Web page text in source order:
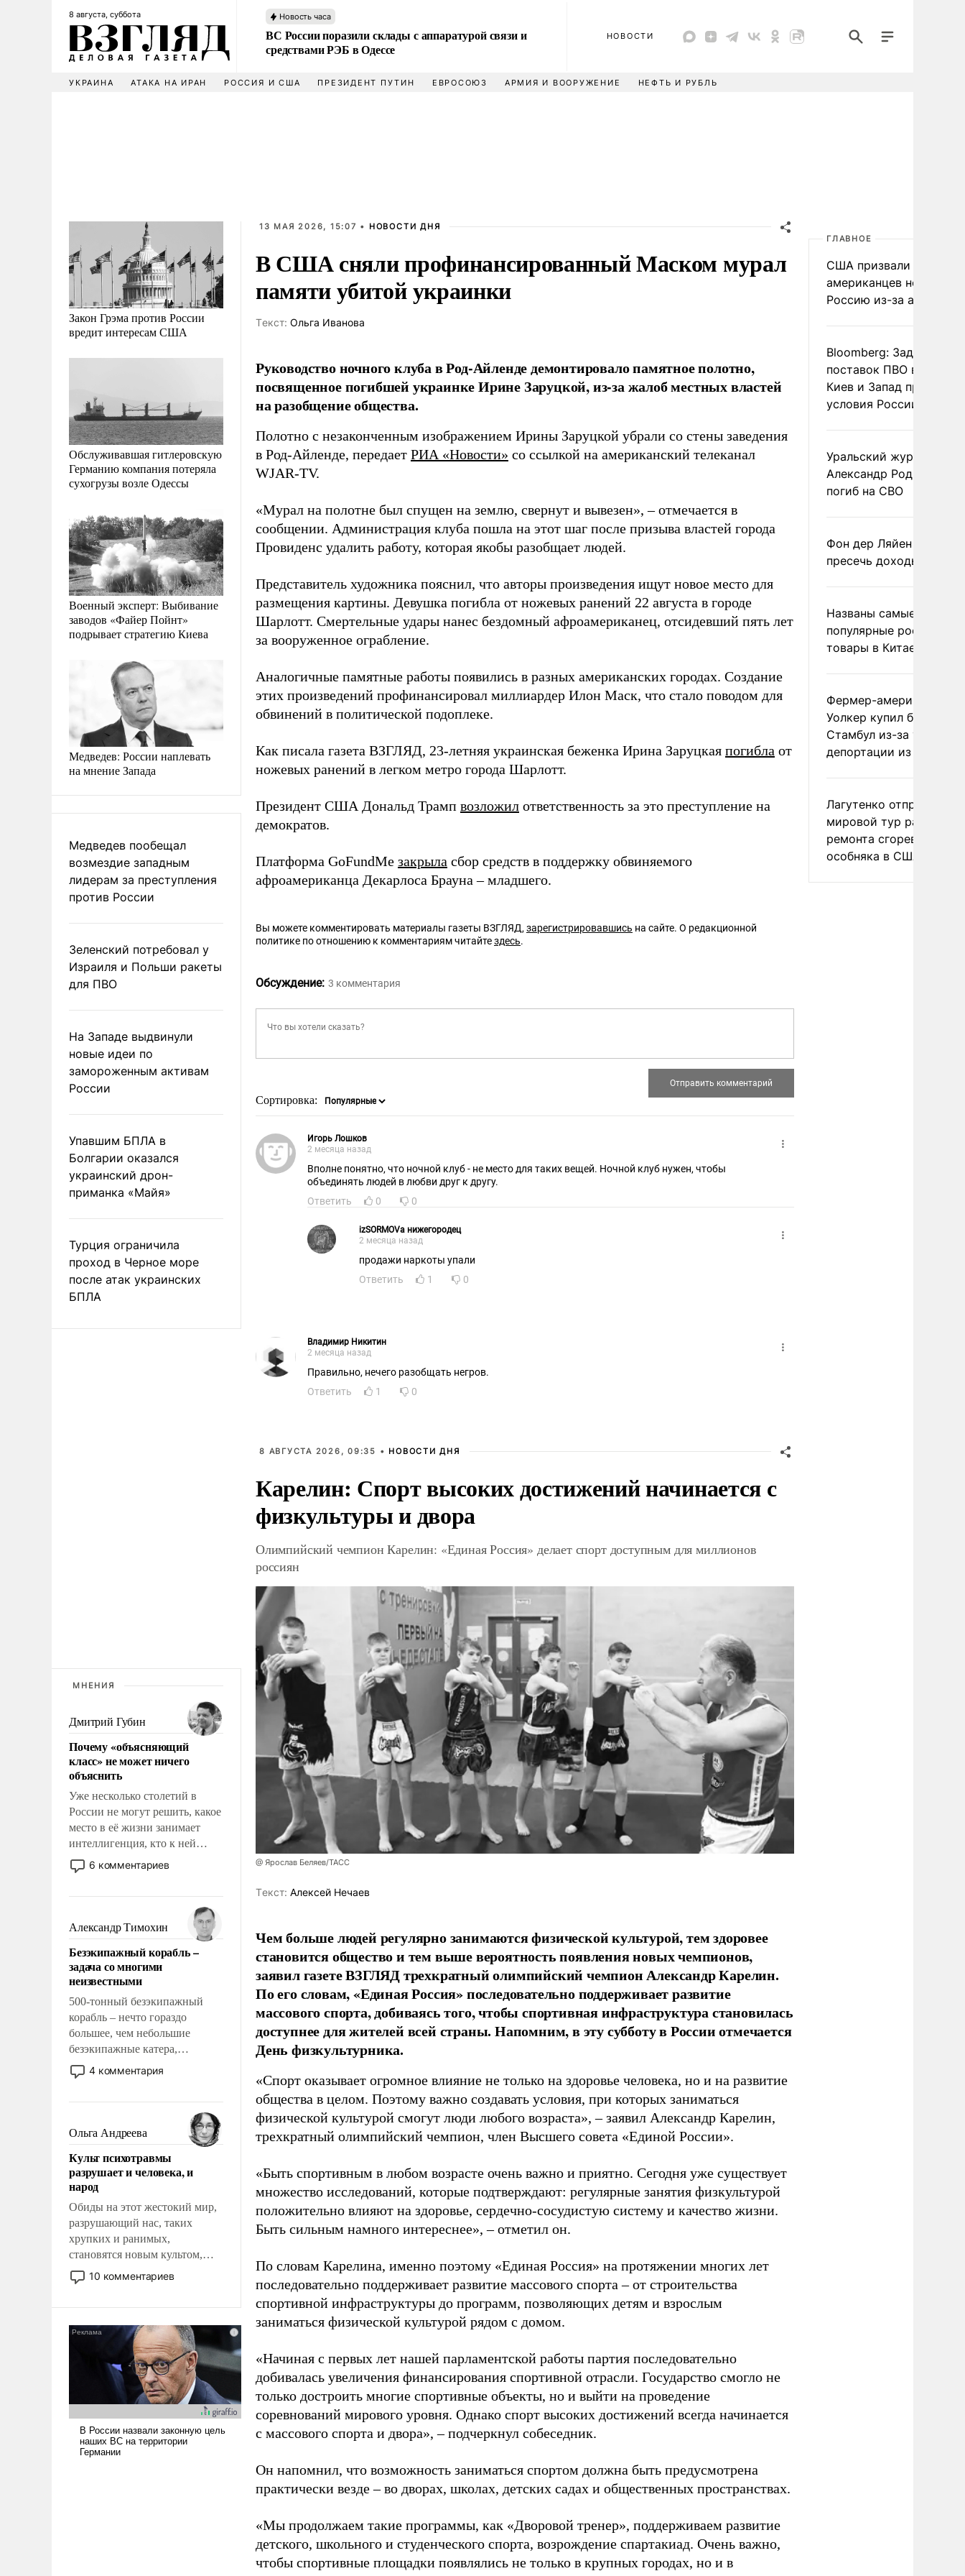
8 августа, суббота Новость часа
ВС России поразили склады с аппаратурой связи и
средствами РЭБ в Одессе
НОВОСТИ
УКРАИНА АТАКА НА ИРАН РОССИЯ И США ПРЕЗИДЕНТ ПУТИН ЕВРОСОЮЗ АРМИЯ И ВООРУЖЕНИЕ НЕФТЬ И РУБЛЬ
Закон Грэма против России
вредит интересам США
Обслуживавшая гитлеровскую
Германию компания потеряла
сухогрузы возле Одессы
Военный эксперт: Выбивание
заводов «Файер Пойнт»
подрывает стратегию Киева
Медведев: России наплевать
на мнение Запада
Медведев пообещал
возмездие западным
лидерам за преступления
против России
Зеленский потребовал у
Израиля и Польши ракеты
для ПВО
На Западе выдвинули
новые идеи по
замороженным активам
России
Упавшим БПЛА в
Болгарии оказался
украинский дрон-
приманка «Майя»
Турция ограничила
проход в Черное море
после атак украинских
БПЛА
МНЕНИЯ
Дмитрий Губин
Почему «объясняющий
класс» не может ничего
объяснить
Уже несколько столетий в
России не могут решить, какое
место в её жизни занимает
интеллигенция, кто к ней
принадлежит, а кого из неё
исключили с правом
чем она отличается от просто
образованных людей. Иногда
казалось, что эти вопросы
решены раз и навсегда, но –
нет, не решены.
6 комментариев
Александр Тимохин
Безэкипажный корабль –
задача со многими
неизвестными
500-тонный безэкипажный
корабль – нечто гораздо
большее, чем небольшие
безэкипажные катера,
применение которых уже
стало обыденностью. Задача по
сложна и амбициозна. Однако
и ее реализация радикально
поднимет наши боевые
возможности.
4 комментария
Ольга Андреева
Культ психотравмы
разрушает и человека, и
народ
Обиды на этот жестокий мир,
разрушающий нас, таких
хрупких и ранимых,
становятся новым культом,
постепенно вытесняя и
отменяя традиционное
ударами судьбы, брать на себя
ответственность, помогать
слабым, идти вперед и
адаптироваться.
10 комментариев
13 МАЯ 2026, 15:07 • НОВОСТИ ДНЯ
В США сняли профинансированный Маском мурал
памяти убитой украинки
Tекст: Ольга Иванова
Руководство ночного клуба в Род-Айленде демонтировало памятное полотно,
посвященное погибшей украинке Ирине Заруцкой, из-за жалоб местных властей
на разобщение общества.
Полотно с незаконченным изображением Ирины Заруцкой убрали со стены заведения
в Род-Айленде, передает РИА «Новости» со ссылкой на американский телеканал
WJAR-TV.
«Мурал на полотне был спущен на землю, свернут и вывезен», – отмечается в
сообщении. Администрация клуба пошла на этот шаг после призыва властей города
Провиденс удалить работу, которая якобы разобщает людей.
Представитель художника пояснил, что авторы произведения ищут новое место для
размещения картины. Девушка погибла от ножевых ранений 22 августа в городе
Шарлотт. Смертельные удары нанес бездомный афроамериканец, отсидевший пять лет
за вооруженное ограбление.
Аналогичные памятные работы появились в разных американских городах. Создание
этих произведений профинансировал миллиардер Илон Маск, что стало поводом для
обвинений в политической подоплеке.
Как писала газета ВЗГЛЯД, 23-летняя украинская беженка Ирина Заруцкая погибла от
ножевых ранений в легком метро города Шарлотт.
Президент США Дональд Трамп возложил ответственность за это преступление на
демократов.
Платформа GoFundMe закрыла сбор средств в поддержку обвиняемого
афроамериканца Декарлоса Брауна – младшего.
Вы можете комментировать материалы газеты ВЗГЛЯД, зарегистрировавшись на сайте. О редакционной
политике по отношению к комментариям читайтездесь.
Обсуждение: 3 комментария
Сортировка:
Игорь Лошков
2 месяца назад
Вполне понятно, что ночной клуб - не место для таких вещей. Ночной клуб нужен, чтобы
объединять людей в любви друг к другу.
Ответить
0 0
izSORMOVa нижегородец
2 месяца назад
продажи наркоты упали
Ответить
1 0
Владимир Никитин
2 месяца назад
Правильно, нечего разобщать негров.
Ответить
1 0
8 АВГУСТА 2026, 09:35 • НОВОСТИ ДНЯ
Карелин: Спорт высоких достижений начинается с
физкультуры и двора
Олимпийский чемпион Карелин: «Единая Россия» делает спорт доступным для миллионов
россиян
@ Ярослав Беляев/ТАСС
Tекст: Алексей Нечаев
Чем больше людей регулярно занимаются физической культурой, тем здоровее
становится общество и тем выше вероятность появления новых чемпионов,
заявил газете ВЗГЛЯД трехкратный олимпийский чемпион Александр Карелин.
По его словам, «Единая Россия» последовательно поддерживает развитие
массового спорта, добиваясь того, чтобы спортивная инфраструктура становилась
доступнее для жителей всей страны. Напомним, в эту субботу в России отмечается
День физкультурника.
«Спорт оказывает огромное влияние не только на здоровье человека, но и на развитие
общества в целом. Поэтому важно создавать условия, при которых заниматься
физической культурой смогут люди любого возраста», – заявил Александр Карелин,
трехкратный олимпийский чемпион, член Высшего совета «Единой России».
«Быть спортивным в любом возрасте очень важно и приятно. Сегодня уже существует
множество исследований, которые подтверждают: регулярные занятия физкультурой
положительно влияют на здоровье, сердечно-сосудистую систему и качество жизни.
Быть сильным намного интереснее», – отметил он.
По словам Карелина, именно поэтому «Единая Россия» на протяжении многих лет
последовательно поддерживает развитие массового спорта – от строительства
спортивной инфраструктуры до программ, позволяющих детям и взрослым
заниматься физической культурой рядом с домом.
«Начиная с первых лет нашей парламентской работы партия последовательно
добивалась увеличения финансирования спортивной отрасли. Государство смогло не
только достроить многие спортивные объекты, но и выйти на проведение
соревнований мирового уровня. Однако спорт высоких достижений всегда начинается
с массового спорта и двора», – подчеркнул собеседник.
Он напомнил, что возможность заниматься спортом должна быть предусмотрена
практически везде – во дворах, школах, детских садах и общественных пространствах.
«Мы продолжаем такие программы, как «Дворовой тренер», поддерживаем развитие
детского, школьного и студенческого спорта, возрождение спартакиад. Очень важно,
чтобы спортивные площадки появлялись не только в крупных городах, но и в
ГЛАВНОЕ
США призвали
американцев не
Россию из-за атак ВСУ
Bloomberg: Задержка
поставок ПВО вынудит
Киев и Запад принять
условия России
Уральский журналист
Александр Родионов
погиб на СВО
Фон дер Ляйен
пресечь доходы России
Названы самые
популярные российские
товары в Китае
Фермер-американец
Уолкер купил билет в
Стамбул из-за угрозы
депортации из России
Лагутенко отправился в
мировой тур ради
ремонта сгоревшего
особняка в США